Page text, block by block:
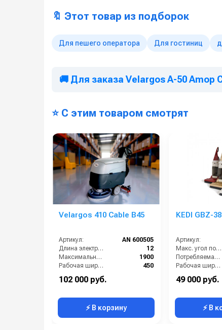
🔖 Этот товар из подборок
Для пешего оператора Для гостиниц
🚚 Для заказа Velargos A-50 Amop
⭐ С этим товаром смотрят
Velargos 410 Cable B45
Артикул:
AN 600505
Длина электрического кабеля (м):
12
Максимальная производительность (кв.м/час):
1900
Рабочая ширина (мм):
450
Тип щетки:
102 000 руб.
⚡ В корзину
KEDI GBZ-
Артикул:
Макс. угол подъема (%):
Потребляемая мощность (кВт):
Рабочая ширина щеток (мм):
Тип машины:
Уровень шума (дБ):
49 000 руб.
⚡ В